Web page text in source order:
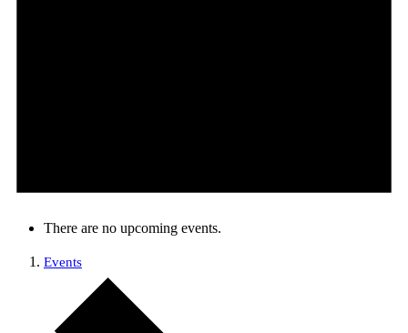
There are no upcoming events.
Events